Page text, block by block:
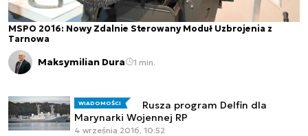
MSPO 2016: Nowy Zdalnie Sterowany Moduł Uzbrojenia z
Tarnowa
Maksymilian Dura 1 min.
WIADOMOŚCI
Rusza program Delfin dla
Marynarki Wojennej RP
4 września 2016, 10:52